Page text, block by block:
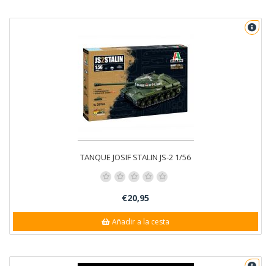
TANQUE JOSIF STALIN JS-2 1/56
€20,95
Añadir a la cesta